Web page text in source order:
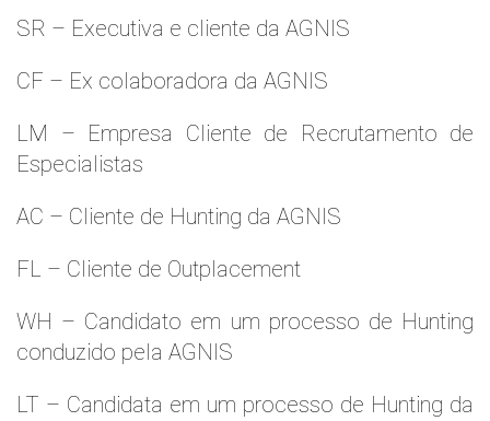
SR – Executiva e cliente da AGNIS
CF – Ex colaboradora da AGNIS
LM – Empresa Cliente de Recrutamento de
Especialistas
AC – Cliente de Hunting da AGNIS
FL – Cliente de Outplacement
WH – Candidato em um processo de Hunting
conduzido pela AGNIS
LT – Candidata em um processo de Hunting da